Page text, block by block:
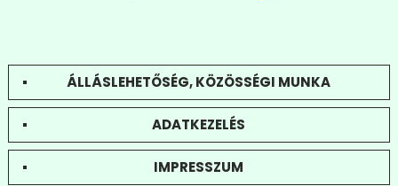
ÁLLÁSLEHETŐSÉG, KÖZÖSSÉGI MUNKA
ADATKEZELÉS
IMPRESSZUM